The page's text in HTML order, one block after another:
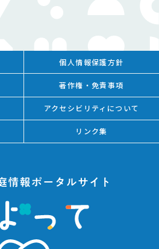
個人情報保護方針
著作権・免責事項
アクセシビリティについて
リンク集